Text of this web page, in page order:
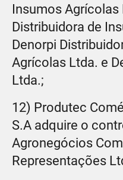
Insumos Agrícolas
Distribuidora de
Denorpi
Agrícolas Ltda. e
Ltda.;
12) Produtec
S.A adquire o
Agronegócios
Representações